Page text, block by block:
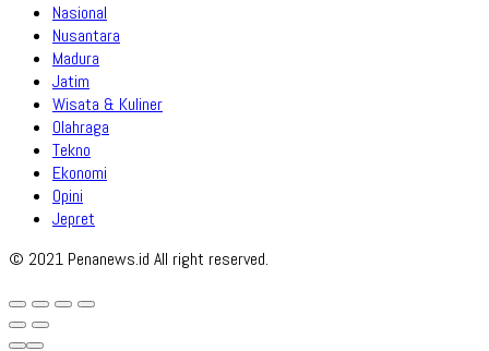
Nasional
Nusantara
Madura
Jatim
Wisata & Kuliner
Olahraga
Tekno
Ekonomi
Opini
Jepret
© 2021 Penanews.id All right reserved.